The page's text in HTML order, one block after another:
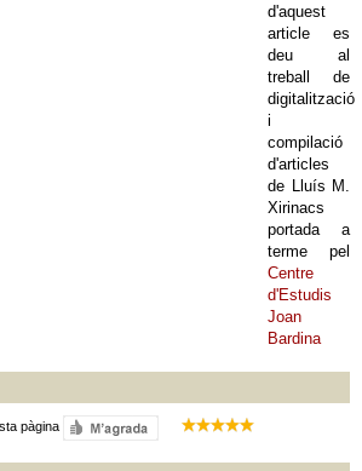
d'aquest
article es
deu al
treball de
digitalització
i
compilació
d'articles
de Lluís M.
Xirinacs
portada a
terme pel
Centre
d'Estudis
Joan
Bardina
pàgina